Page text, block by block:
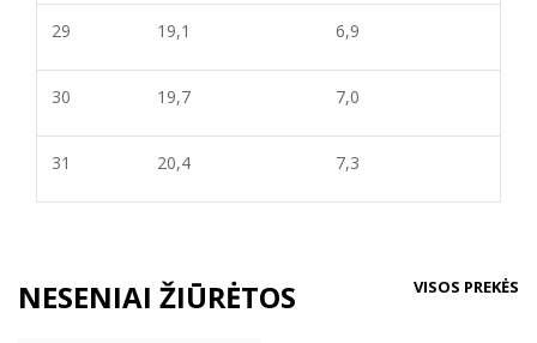
29 19,1 6,9
30 19,7 7,0
31 20,4 7,3
NESENIAI ŽIŪRĖTOS VISOS PREKĖS